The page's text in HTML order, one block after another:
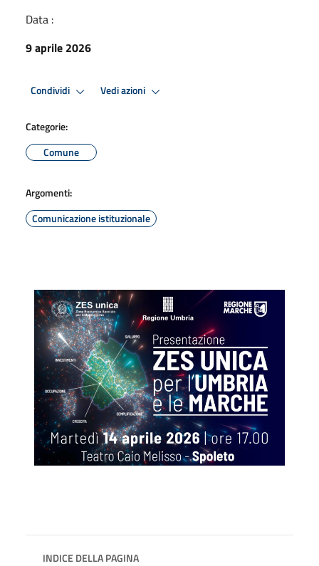
Data :
9 aprile 2026
Condividi Vedi azioni
Categorie:
Comune
Argomenti:
Comunicazione istituzionale
INDICE DELLA PAGINA